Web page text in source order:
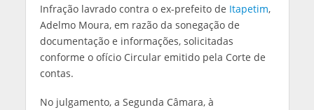
Infração lavrado contra o ex-prefeito de Itapetim,
Adelmo Moura, em razão da sonegação de
documentação e informações, solicitadas
conforme o ofício Circular emitido pela Corte de
contas.
No julgamento, a Segunda Câmara, à